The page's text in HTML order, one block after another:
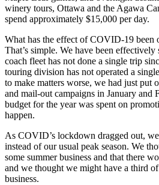
winery tours, Ottawa and the Agawa
spend approximately $15,000 per day.
What has the effect of COVID-19 been
That’s simple. We have been
coach fleet has not done a single trip
touring division has not operated a
to make matters worse, we had just put
and mail-out campaigns in January and
budget for the year was spent on
happen.
As COVID’s lockdown dragged out,
instead of our usual peak season. We
some summer business and that there
and we thought we might have a third
business.